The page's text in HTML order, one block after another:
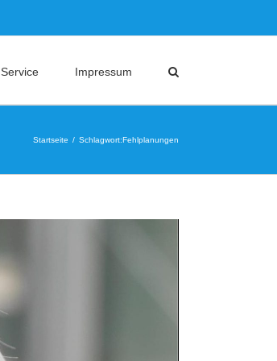
Service Impressum
Startseite Schlagwort:Fehlplanungen